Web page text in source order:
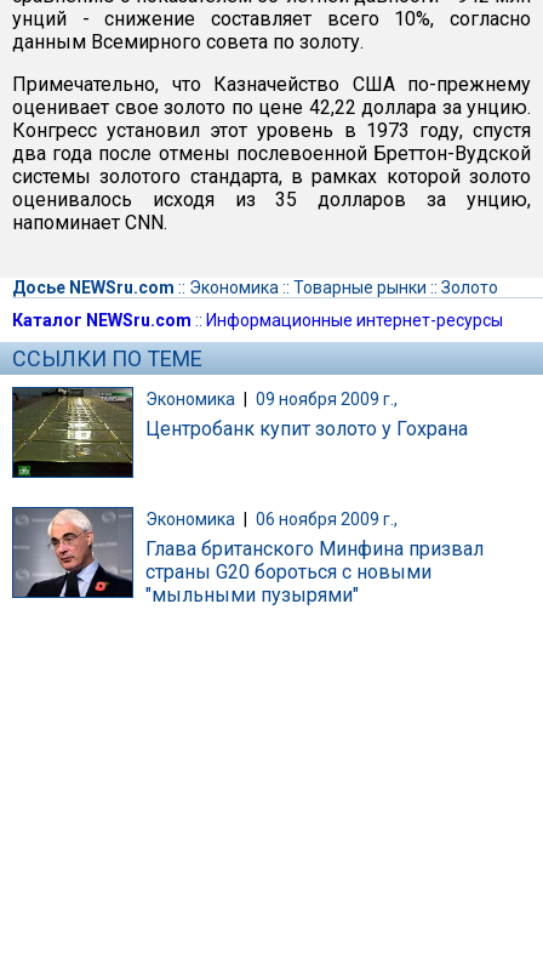
унций - снижение составляет всего 10%, согласно
данным Всемирного совета по золоту.
Примечательно, что Казначейство США по-прежнему
оценивает свое золото по цене 42,22 доллара за унцию.
Конгресс установил этот уровень в 1973 году, спустя
два года после отмены послевоенной Бреттон-Вудской
системы золотого стандарта, в рамках которой золото
оценивалось исходя из 35 долларов за унцию,
напоминает CNN.
Досье NEWSru.com :: Экономика :: Товарные рынки :: Золото
Каталог NEWSru.com :: Информационные интернет-ресурсы
ССЫЛКИ ПО ТЕМЕ
Экономика | 09 ноября 2009 г.,
Центробанк купит золото у Гохрана
Экономика | 06 ноября 2009 г.,
Глава британского Минфина призвал
страны G20 бороться с новыми
"мыльными пузырями"